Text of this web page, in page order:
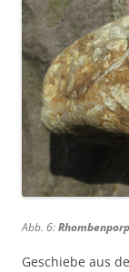
Abb. 6:
Geschiebe aus